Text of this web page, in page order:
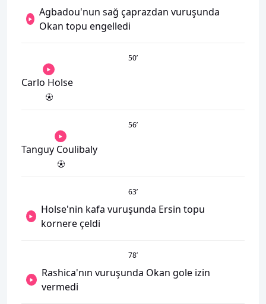
Agbadou'nun sağ çaprazdan vuruşunda
Okan topu engelledi
50’
Carlo Holse
56’
Tanguy Coulibaly
63’
Holse'nin kafa vuruşunda Ersin topu
kornere çeldi
78’
Rashica'nın vuruşunda Okan gole izin
vermedi